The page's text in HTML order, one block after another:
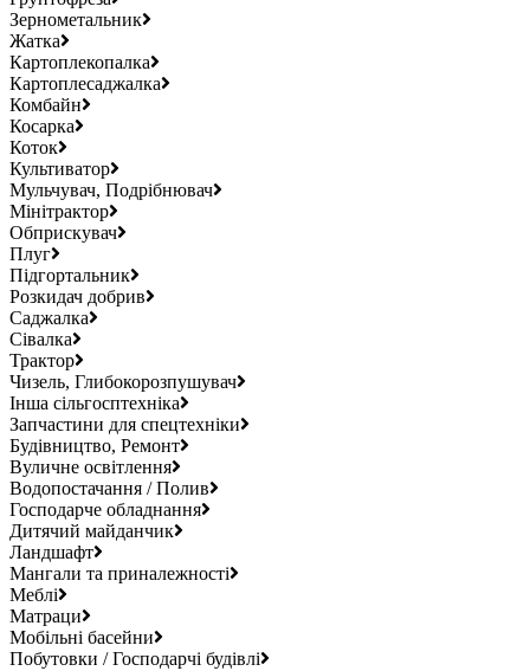
Зернометальник
Жатка
Картоплекопалка
Картоплесаджалка
Комбайн
Косарка
Коток
Культиватор
Мульчувач, Подрібнювач
Мінітрактор
Обприскувач
Плуг
Підгортальник
Розкидач добрив
Саджалка
Сівалка
Трактор
Чизель, Глибокорозпушувач
Інша сільгосптехніка
Запчастини для спецтехніки
Будівництво, Ремонт
Вуличне освітлення
Водопостачання / Полив
Господарче обладнання
Дитячий майданчик
Ландшафт
Мангали та приналежності
Меблі
Матраци
Мобільні басейни
Побутовки / Господарчі будівлі